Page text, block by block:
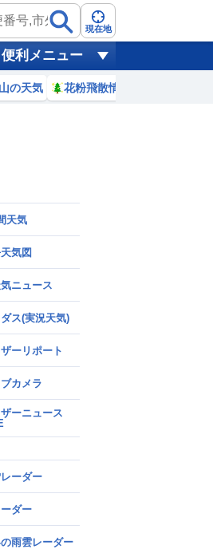
現在地
便利メニュー
山の天気 花粉飛散情報
天気
気図
ニュース
ス(実況天気)
ーリポート
カメラ
ーニュース
ーダー
ダー
雨雲レーダー